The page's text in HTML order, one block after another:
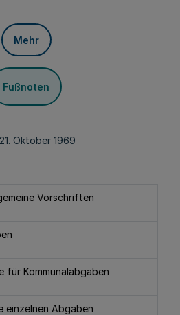
Mehr
Fußnoten
Oktober 1969
Vorschriften
für Kommunalabgaben
einzelnen Abgaben